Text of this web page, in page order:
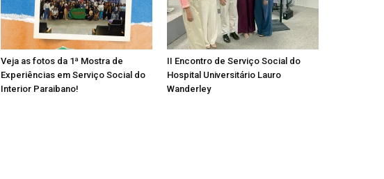
Veja as fotos da 1ª Mostra de
Experiências em Serviço Social do
Interior Paraibano!
II Encontro de Serviço Social do
Hospital Universitário Lauro
Wanderley